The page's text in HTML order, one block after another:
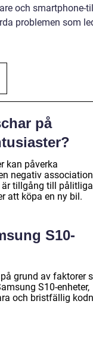
och smartphone-
problemen som
på
kan påverka
negativ
är tillgång till
att köpa en ny bil.
S10-
grund av faktorer
S10-enheter,
och bristfällig